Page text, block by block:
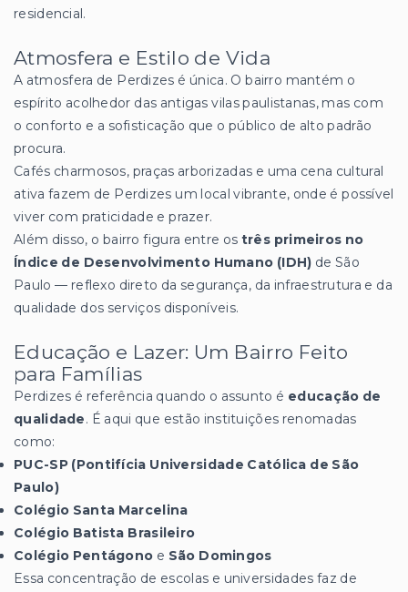
residencial.
Atmosfera e Estilo de Vida
A atmosfera de Perdizes é única. O bairro mantém o
espírito acolhedor das antigas vilas paulistanas, mas com
o conforto e a sofisticação que o público de alto padrão
procura.
Cafés charmosos, praças arborizadas e uma cena cultural
ativa fazem de Perdizes um local vibrante, onde é possível
viver com praticidade e prazer.
Além disso, o bairro figura entre os três primeiros no
Índice de Desenvolvimento Humano (IDH) de São
Paulo — reflexo direto da segurança, da infraestrutura e da
qualidade dos serviços disponíveis.
Educação e Lazer: Um Bairro Feito
para Famílias
Perdizes é referência quando o assunto é educação de
qualidade. É aqui que estão instituições renomadas
como:
PUC-SP (Pontifícia Universidade Católica de São
Paulo)
Colégio Santa Marcelina
Colégio Batista Brasileiro
Colégio Pentágono e São Domingos
Essa concentração de escolas e universidades faz de